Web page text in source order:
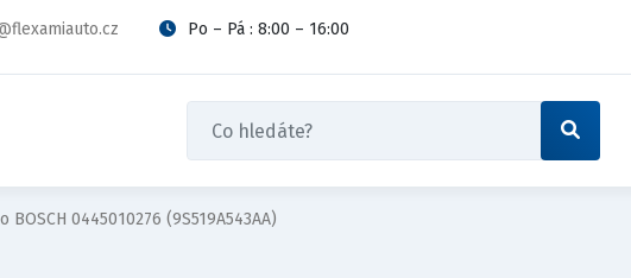
Po – Pá : 8:00 – 16:00
0445010276 (9S519A543AA)